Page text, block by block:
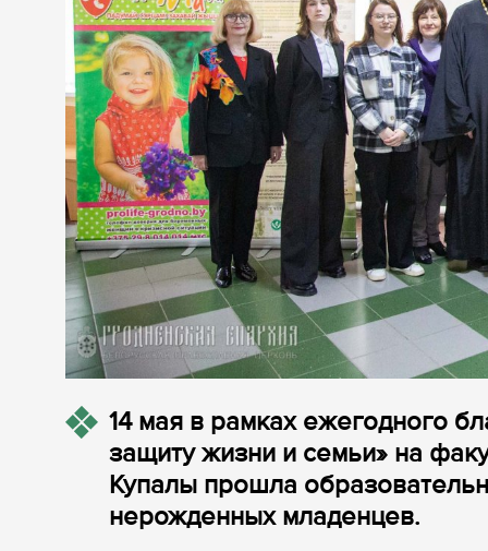
14 мая в рамках ежегодного
защиту жизни и семьи» на
Купалы прошла
нерожденных младенцев.